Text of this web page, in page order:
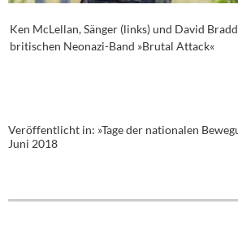
Ken McLellan, Sänger (links) und David
britischen Neonazi-Band »Brutal Attack«
Veröffentlicht in: »Tage der nationalen
Juni 2018